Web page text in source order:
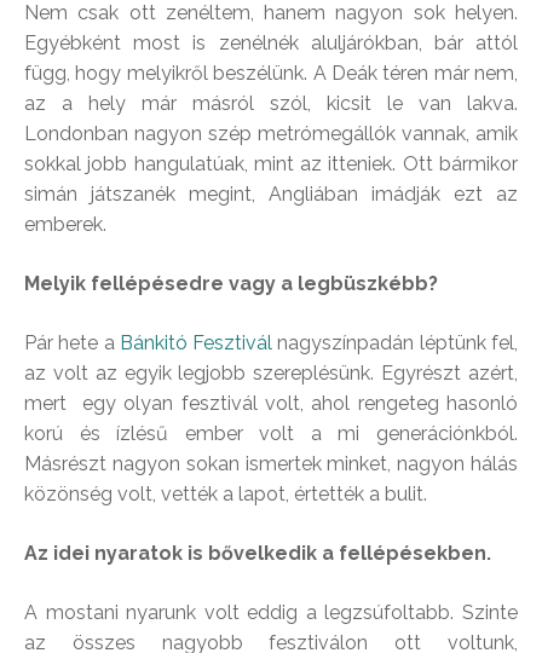
Nem csak ott zenéltem, hanem nagyon sok helyen.
Egyébként most is zenélnék aluljárókban, bár attól
függ, hogy melyikről beszélünk. A Deák téren már nem,
az a hely már másról szól, kicsit le van lakva.
Londonban nagyon szép metrómegállók vannak, amik
sokkal jobb hangulatúak, mint az itteniek. Ott bármikor
simán játszanék megint, Angliában imádják ezt az
emberek.
Melyik fellépésedre vagy a legbüszkébb?
Pár hete a Bánkitó Fesztivál nagyszínpadán léptünk fel,
az volt az egyik legjobb szereplésünk. Egyrészt azért,
mert egy olyan fesztivál volt, ahol rengeteg hasonló
korú és ízlésű ember volt a mi generációnkból.
Másrészt nagyon sokan ismertek minket, nagyon hálás
közönség volt, vették a lapot, értették a bulit.
Az idei nyaratok is bővelkedik a fellépésekben.
A mostani nyarunk volt eddig a legzsúfoltabb. Szinte
az összes nagyobb fesztiválon ott voltunk,